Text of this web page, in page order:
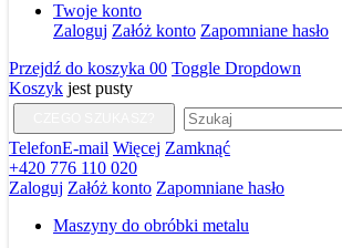
Twoje konto
Zaloguj Załóż konto Zapomniane hasło
Przejdź do koszyka 00 Toggle Dropdown
Koszyk jest pusty
TelefonE-mail Więcej Zamknąć
+420 776 110 020
Zaloguj Załóż konto Zapomniane hasło
Maszyny do obróbki metalu